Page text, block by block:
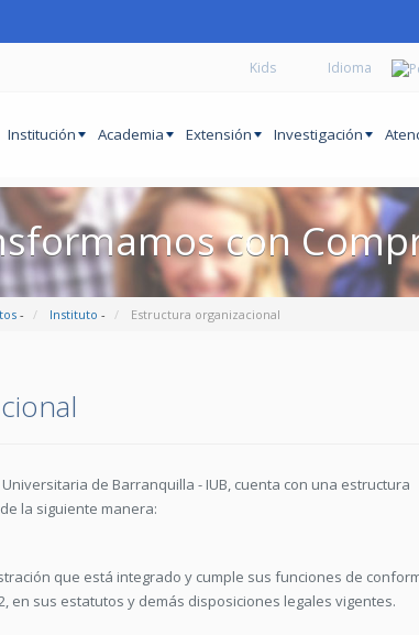
Kids
Institución Academia Extensión Investigación
con
- Instituto - Estructura organizacional
de Barranquilla - IUB, cuenta con una estructura
la siguiente manera:
que está integrado y cumple sus funciones de
en sus estatutos y demás disposiciones legales vigentes.